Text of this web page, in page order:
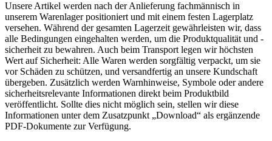
Unsere Artikel werden nach der Anlieferung fachmännisch in
unserem Warenlager positioniert und mit einem festen Lagerplatz
versehen. Während der gesamten Lagerzeit gewährleisten wir, dass
alle Bedingungen eingehalten werden, um die Produktqualität und -
sicherheit zu bewahren. Auch beim Transport legen wir höchsten
Wert auf Sicherheit: Alle Waren werden sorgfältig verpackt, um sie
vor Schäden zu schützen, und versandfertig an unsere Kundschaft
übergeben. Zusätzlich werden Warnhinweise, Symbole oder andere
sicherheitsrelevante Informationen direkt beim Produktbild
veröffentlicht. Sollte dies nicht möglich sein, stellen wir diese
Informationen unter dem Zusatzpunkt „Download“ als ergänzende
PDF-Dokumente zur Verfügung.